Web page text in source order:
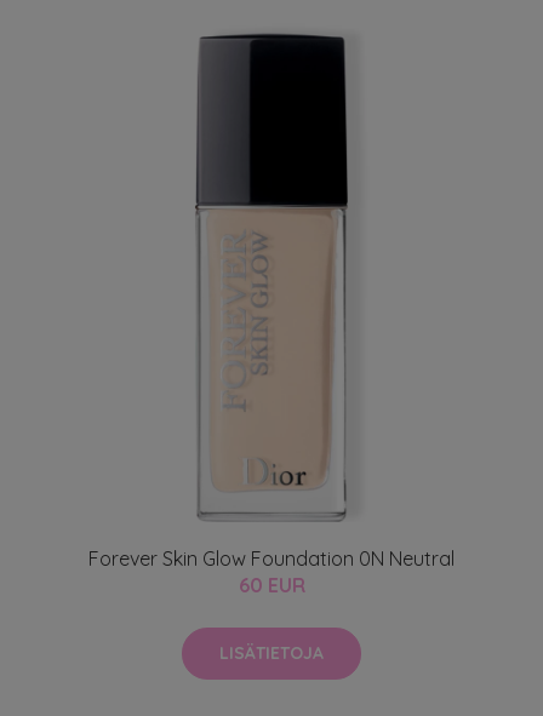
Forever Skin Glow Foundation 0N Neutral
60 EUR
LISÄTIETOJA